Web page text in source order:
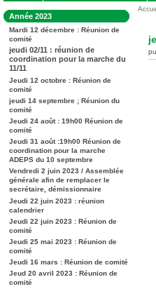
à
la
recherche
Dans
la
rubrique
:
Année 2023
Mardi 12 décembre : Réunion de
comité
jeudi 02/11 : réunion de
coordination pour la marche du
11/11
Jeudi 12 octobre : Réunion de
comité
jeudi 14 septembre ; Réunion du
comité
Jeudi 24 août : 19h00 Réunion de
comité
Jeudi 31 août :19h00 Réunion de
coordination pour la marche
ADEPS du 10 septembre
Vendredi 2 juin 2023 / Assemblée
générale afin de remplacer le
secrétaire, démissionnaire
Jeudi 22 juin 2023 : réunion
calendrier
Jeudi 22 juin 2023 : Réunion de
comité
Jeudi 25 mai 2023 : Réunion de
comité
Jeudi 16 mars : Réunion de comité
Jeud 20 avril 2023 : Réunion de
comité